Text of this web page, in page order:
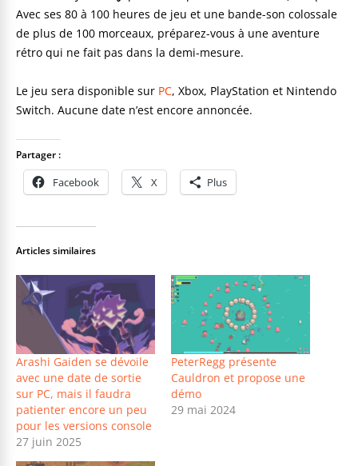
Avec ses 80 à 100 heures de jeu et une bande-son colossale
de plus de 100 morceaux, préparez-vous à une aventure
rétro qui ne fait pas dans la demi-mesure.
Le jeu sera disponible sur PC, Xbox, PlayStation et Nintendo
Switch. Aucune date n’est encore annoncée.
Partager :
Facebook X Plus
Articles similaires
Arashi Gaiden se dévoile
avec une date de sortie
sur PC, mais il faudra
patienter encore un peu
pour les versions console
27 juin 2025
PeterRegg présente
Cauldron et propose une
démo
29 mai 2024